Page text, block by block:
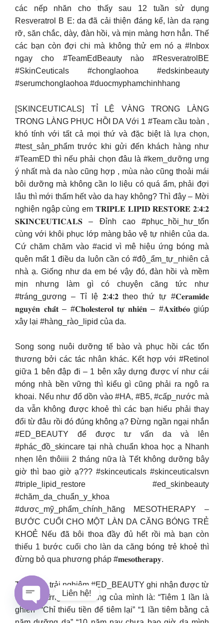
các nếp nhăn cho thấy sau 12 tuần sử dụng
Resveratrol B E: da đã cải thiện đáng kể, làn da rạng
rỡ, săn chắc, dày, đàn hồi, và mịn màng hơn hẳn. Thế
các bạn còn đợi chi mà không thử em nó ạ #Inbox
ngay cho #TeamEdBeauty nào #ResveratrolBE
#SkinCeuticals #chonglaohoa #edskinbeauty
#serumchonglaohoa #duocmyphamchinhhang
[SKINCEUTICALS] TỈ LỆ VÀNG TRONG LÀNG
TRONG LÀNG PHỤC HỒI DA Với 1 #Team cầu toàn ,
khó tính với tất cả mọi thứ và đặc biệt là lựa chọn,
#test_sản_phẩm trước khi gửi đến khách hàng như
#TeamED thì nếu phải chọn đâu là #kem_dưỡng ưng
ý nhất mà da nào cũng hợp , mùa nào cũng thoải mái
bôi dưỡng mà không cần lo liệu có quá ẩm, phải đợi
lâu thì mới thấm hết vào da hay không? Thì đây – Mời
nghiện ngập cùng em 𝐓𝐑𝐈𝐏𝐋𝐄 𝐋𝐈𝐏𝐈𝐃 𝐑𝐄𝐒𝐓𝐎𝐑𝐄 𝟐:𝟒:𝟐
𝐒𝐊𝐈𝐍𝐂𝐄𝐔𝐓𝐈𝐂𝐀𝐋𝐒 – Đỉnh cao #phục_hồi_hư_tổn
cùng với khôi phục lớp màng bảo vệ tự nhiên của da.
Cứ chăm chăm vào #acid vì mê hiệu ứng bóng mà
quên mất 1 điều da luôn cần có #độ_ẩm_tự_nhiên cả
nhà ạ. Giống như da em bé vậy đó, đàn hồi và mềm
mịn nhưng làm gì có chuyện căng tức như
#tráng_gương – Tỉ lệ 𝟐:𝟒:𝟐 theo thứ tự #𝐂𝐞𝐫𝐚𝐦𝐢𝐝𝐞
𝐧𝐠𝐮𝐲𝐞̂𝐧 𝐜𝐡𝐚̂́𝐭 – #𝐂𝐡𝐨𝐥𝐞𝐬𝐭𝐞𝐫𝐨𝐥 𝐭𝐮̛̣ 𝐧𝐡𝐢𝐞̂𝐧 – #𝐀𝐱𝐢𝐭𝐛𝐞́𝐨 giúp
xây lại #hàng_rào_lipid của da.
Song song nuôi dưỡng tế bào và phục hồi các tổn
thương bởi các tác nhân khác. Kết hợp với #Retinol
giữa 1 bên đập đi – 1 bên xây dựng được ví như cái
móng nhà bền vững thì kiểu gì cũng phải ra ngô ra
khoai. Nếu như đổ dồn vào #HA, #B5, #cấp_nước mà
da vẫn không được khoẻ thì các bạn hiểu phải thay
đổi từ đâu rồi đó đúng không ạ? Đừng ngần ngại nhắn
#ED_BEAUTY để được tư vấn da và lên
#phác_đồ_skincare tại nhà chuẩn khoa học ạ Nhanh
nhẹn lên thôiiii 2 tháng nữa là Tết không dưỡng bây
giờ thì bao giờ ạ??? #skinceuticals #skinceuticalsvn
#triple_lipid_restore #ed_skinbeauty
#chăm_da_chuẩn_y_khoa
#dươc_mỹ_phẩm_chính_hãng MESOTHERAPY –
BƯỚC CUỐI CHO MỘT LÀN DA CĂNG BÓNG TRẺ
KHOẺ Nếu đã bôi thoa đầy đủ hết rồi mà bạn còn
thiếu 1 bước cuối cho làn da căng bóng trẻ khoẻ thì
đừng bỏ qua phương pháp #𝐦𝐞𝐬𝐨𝐭𝐡𝐞𝐫𝐚𝐩𝐲.
Thật vậy, trải nghiệm #ED_BEAUTY ghi nhận được từ
chính những khách hàng của mình là: “Tiêm 1 lần là
ghiền” “Chỉ thiếu tiền để tiêm lại” “1 lần tiêm bằng cả
Liên hệ!